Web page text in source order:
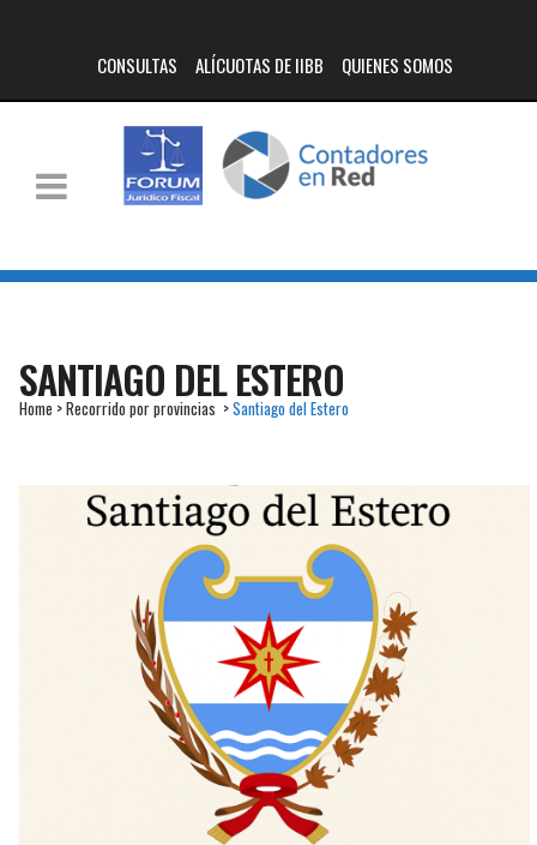
CONSULTAS ALÍCUOTAS DE IIBB QUIENES SOMOS
SANTIAGO DEL ESTERO
Home >Recorrido por provincias >Santiago del Estero